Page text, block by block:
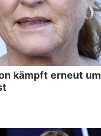
kämpft erneut um